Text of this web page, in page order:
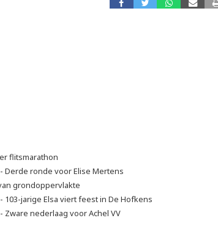
flitsmarathon
- Derde ronde voor Elise Mertens
grondoppervlakte
- 103-jarige Elsa viert feest in De Hofkens
- Zware nederlaag voor Achel VV